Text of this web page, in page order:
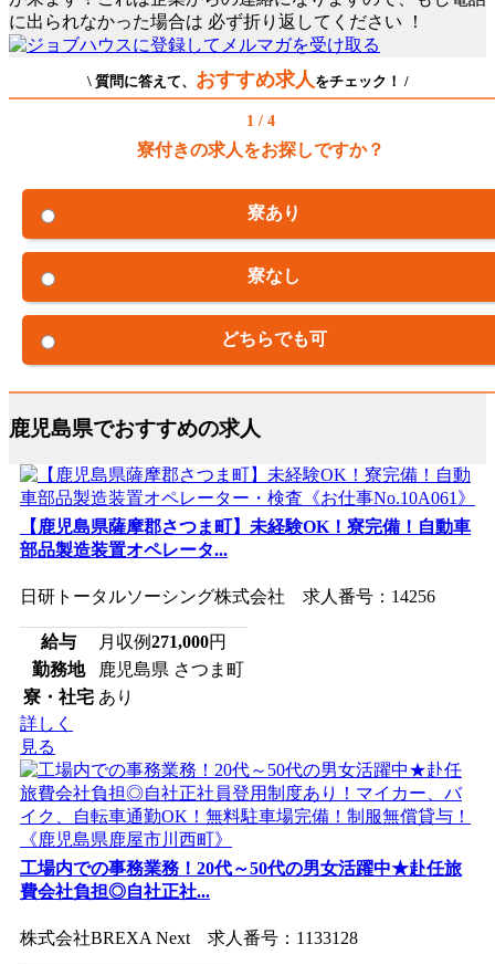
に出られなかった場合は 必ず折り返してください ！
\ 質問に答えて、 おすすめ求人をチェック！ /
1 / 4
寮付きの求人をお探しですか？
寮あり
寮なし
どちらでも可
鹿児島県でおすすめの求人
【鹿児島県薩摩郡さつま町】未経験OK！寮完備！自動車
部品製造装置オペレータ...
日研トータルソーシング株式会社 求人番号：14256
給与 月収例271,000円
勤務地
鹿児島県 さつま町
寮・社宅 あり
詳しく
見る
工場内での事務業務！20代～50代の男女活躍中★赴任旅
費会社負担◎自社正社...
株式会社BREXA Next 求人番号：1133128